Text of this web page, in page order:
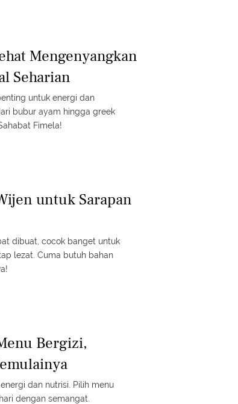
Mengenyangkan
Seharian
untuk energi dan
bubur ayam hingga greek
Fimela!
untuk Sarapan
dibuat, cocok banget untuk
lezat. Cuma butuh bahan
Bergizi,
dan nutrisi. Pilih menu
dengan semangat.